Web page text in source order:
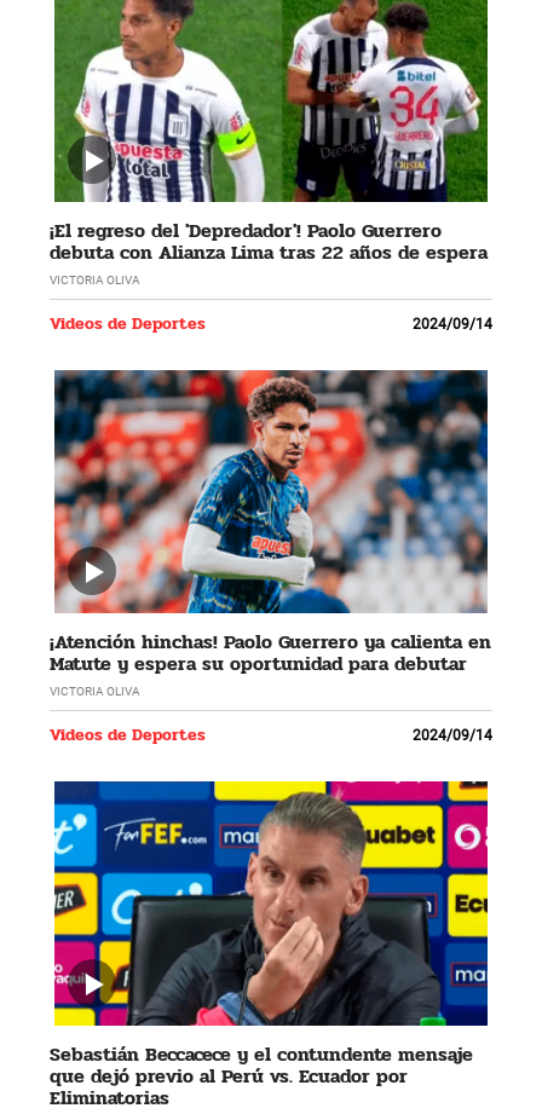
¡El regreso del 'Depredador'! Paolo Guerrero
debuta con Alianza Lima tras 22 años de espera
VICTORIA OLIVA
Videos de Deportes 2024/09/14
¡Atención hinchas! Paolo Guerrero ya calienta en
Matute y espera su oportunidad para debutar
VICTORIA OLIVA
Videos de Deportes 2024/09/14
Sebastián Beccacece y el contundente mensaje
que dejó previo al Perú vs. Ecuador por
Eliminatorias